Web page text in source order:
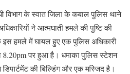
विभाग के स्वात जिला के कबाल पुलिस थाने
ने आत्मघाती हमले की पुष्टि की
इस हमले में घायल हुए एक पुलिस अधिकारी
8.20pm पर हुआ है। धमाका पुलिस स्टेशन
की बिल्डिंग और एक मस्जिद है।